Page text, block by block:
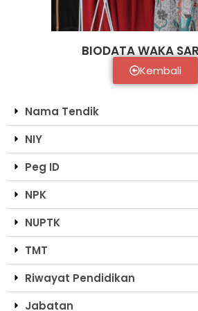
BIODATA WAKA
Kembali
Nama Tendik
NIY
Peg ID
NPK
NUPTK
TMT
Riwayat Pendidikan
Jabatan